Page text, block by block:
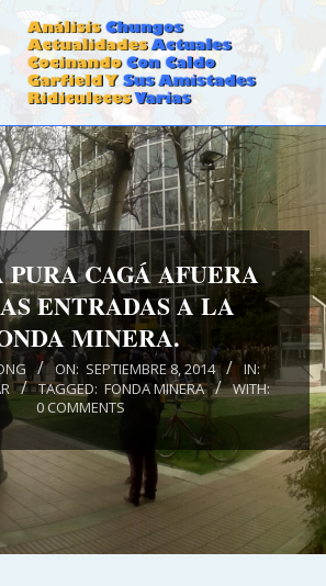
CAGÁ AFUERA
ENTRADAS A LA
MINERA.
ON: SEPTIEMBRE 8, 2014
IN:
TAGGED: FONDA MINERA
WITH:
0 COMMENTS